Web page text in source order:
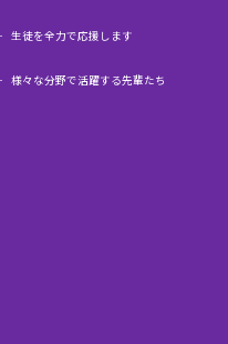
生徒を全力で応援します
様々な分野で活躍する先輩たち